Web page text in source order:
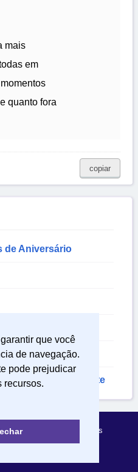
que você
de navegação.
pode prejudicar
recursos.
mais
em
quanto fora
copiar
de Aniversário
para Amiga Distante
Sobre Mensagens Mágicas